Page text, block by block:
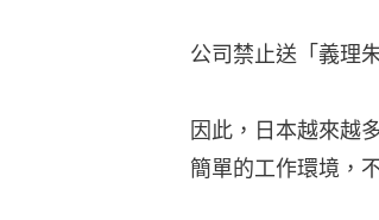
公司禁止送「義理朱
因此，日本越來越
簡單的工作環境，